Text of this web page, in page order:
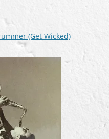
(Get Wicked)